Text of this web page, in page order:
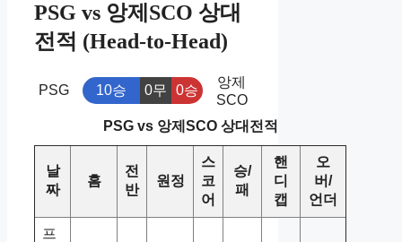
PSG vs 앙제SCO 상대
전적 (Head-to-Head)
PSG 10승 0무 0승
앙제
SCO
PSG vs 앙제SCO 상대전적
날
짜
홈
전
반
원정
스
코
어
승/
패
핸
디
캡
오
버/
언더
프